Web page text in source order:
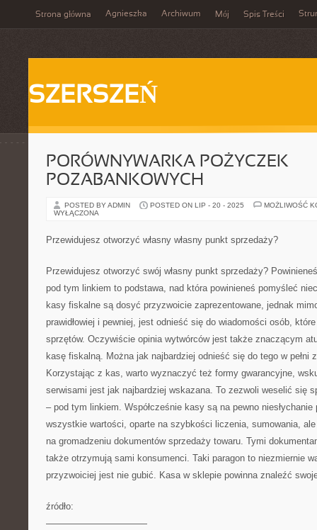
Strona główna Agnieszka Archiwum Mój Spis Treści
SZERSZEŃ
PORÓWNYWARKA POŻYCZEK
POZABANKOWYCH
POSTED BY ADMIN POSTED ON LIP - 20 - 2025
MOŻLIWOŚĆ
WYŁĄCZONA
Przewidujesz otworzyć własny własny punkt sprzedaży?
Przewidujesz otworzyć swój własny punkt sprzedaży?
pod tym linkiem to podstawa, nad która powinieneś pomyśleć
kasy fiskalne są dosyć przyzwoicie zaprezentowane, jednak
prawidłowiej i pewniej, jest odnieść się do wiadomości osób,
sprzętów. Oczywiście opinia wytwórców jest także znaczącym
kasę fiskalną. Można jak najbardziej odnieść się do tego w pełni
Korzystając z kas, warto wyznaczyć też formy gwarancyjne,
serwisami jest jak najbardziej wskazana. To zezwoli weselić się
– pod tym linkiem. Współcześnie kasy są na pewno
wszystkie wartości, oparte na szybkości liczenia, sumowania,
na gromadzeniu dokumentów sprzedaży towaru. Tymi
także otrzymują sami konsumenci. Taki paragon to niezmiernie
przyzwoiciej jest nie gubić. Kasa w sklepie powinna znaleźć
źródło:
———————————